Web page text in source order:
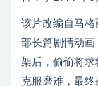
该片改编自马格
部长篇剧情动
架后，偷偷将求
克服磨难，最终